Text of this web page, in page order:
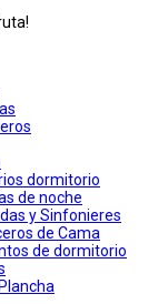
dormitorio
de noche
y Sinfonieres
de Cama
de dormitorio